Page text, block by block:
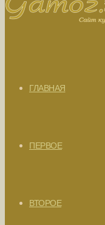
ГЛАВНАЯ
ПЕРВОЕ
ВТОРОЕ